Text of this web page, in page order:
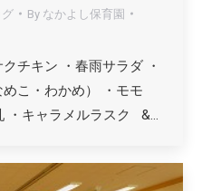
By なかよし保育園
チキン ・春雨サラダ ・
めこ・わかめ） ・モモ
・キャラメルラスク &…